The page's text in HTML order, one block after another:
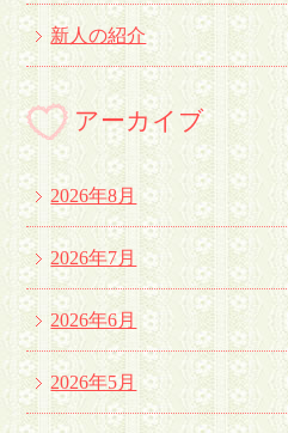
新人の紹介
アーカイブ
2026年8月
2026年7月
2026年6月
2026年5月